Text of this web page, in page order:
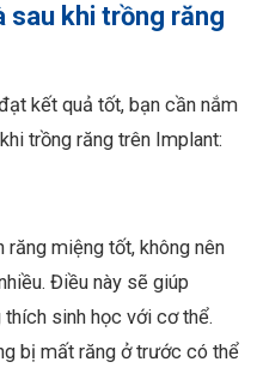
sau khi trồng răng
kết quả tốt, bạn cần nắm
trồng răng trên Implant:
răng miệng tốt, không nên
Điều này sẽ giúp
sinh học với cơ thể.
bị mất răng ở trước có thể